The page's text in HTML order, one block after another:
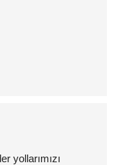
yollarımızı